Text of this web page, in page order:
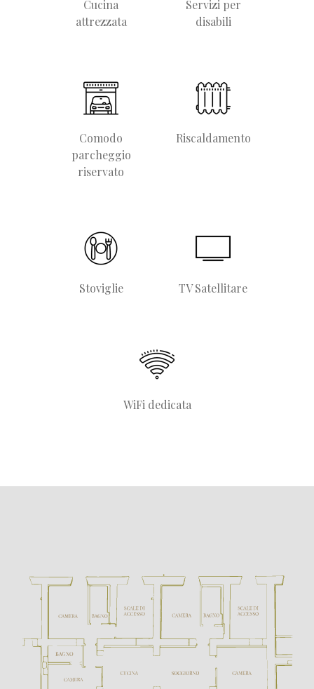
Cucina
attrezzata
Servizi per
disabili
Comodo
parcheggio
riservato
Riscaldamento
Stoviglie TV Satellitare
WiFi dedicata